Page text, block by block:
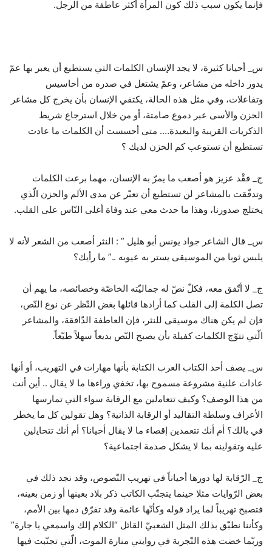
فإنما يكون سبب ذلك كون المرأة أكثر عاطفة من الرجل.
س_ أحيانا كثيرة، لا يجد الإنسان الكلمات التي يستطيع أن يعبر بها عمّ
يدور داخله من مشاعر، وعمّ يشتعل في صدره من أحاسيس
وتفاعلات، وفي مثل هذه الحالة، يكتفي الإنسان بأن يخرج كل مشاعر
الحزن والأسى عبر دموع صامتة، أو من خلال استرجاع شريط
الذكريات القريبة والبعيدة…. متى أحسست أن الكلمات ما عادت
تستطيع أن تستوعب كم الحزن لديك ؟
ج_ فقْد عزيز هو أصعب ما يمرّ به الإنسان، مهما برعت الكلمات
وتدفّقت بالمشاعر لن تستطيع أن تعبّر عن مدى الألم والحزن الّذي
يختلج صدورنا، وهذا ما حدث معي عند وفاة أغلى النّاس على القلب.
س_ قاﻝ ﺍﻟﺸﺎﻋﺮ ﺟﻮﺍﺩ ﻳﻮﻧﺲ ﺃﺑﻮ ﻫﻠﻴﻞ ” : ﺍﻟﻨﺜﺮ ﺃﺻﻌﺐ ﻣﻦ ﺍﻟﺸﻌﺮ ﻷﻧﻪ ﻻ
ﻳﻠﺒﺲ ﺛﻮﺑﺎ ﻣﻦ ﺍﻟﻤﻮﺳﻴﻘﻰ ﻳﺴﺘﺮ ﺑﻪ ﻋﻴﻮﺑﻪ ..” ﻣﺎ ﺭﺃﻳﻚ؟
ج_ لا أتّفق معه، فكلّ نصّ له جماليّته الخاصّة وخصائصه، ما يهم أن
تصل الكلمة إلى القلب كما أرادها قائلها بغض النّظر عن نوع النّص،
فإن لم يكن هناك موسيقى للنثر، فإن العاطفة الدّافقة، والمشاعر
الّتي تتوّج الكلمات كفيلة بأن يصبح النّص بديعاً سهلاً طيّعاً.
س_ ﻳﺼﻒ ﺃﺣﺪ ﺍﻟﻜﺘﺎﺏ ﺍﻟﻌﺮﺏ ﺍﻟﻜﺘﺎﺑﺔ ﺑﺄﻧﻬﺎ ﻣﻬﺎﺭﺍﺕ ﻓﻲ ﺍﻟﺘﻬﺮﻳﺐ، ﺃﻭ ﺃﻧﻬﺎ
ﻋﺎﺩﺍﺕ ﻋﻠﻨﻴﺔ ﻣﺸﺮﻭﻋﺔ مسموح ﺑﻬﺎ، ﺗﺨﻔي ﻭﺭﺍﺀﻫﺎ ﻣﺎ ﻻ ﻳﻘﺎﻝ .. ﺃﻳﻦ ﺃﻧﺖ
ﻣﻦ ﻫﺬﺍ ﺍﻟﻮﺻﻒ؟ ﻭﻛﻴﻒ ﺗﺘﻌﺎﻣلين ﻣﻊ ﺍﻟﺮﻗﺎﺑﺔ ﺳﻮﺍﺀ ﺍﻟﺘﻲ ﺗﻤﺎﺭﺳﻬﺎ
ﺍﻷﻋﺮﺍﻑ ﻭﺳﻠﻄﺔ ﺍﻟﺘﻘﺎﻟﻴﺪ ﺃﻭ ﺍﻟﺮﻗﺎﺑﺔ ﺍﻟﺬﺍﺗﻴﺔ؟ ﻭﻫﻞ ﺗﻘﻮلين ﻛﻞ ﻣﺎ ﻳﺨﻄﺮ
ﻓﻲ ﺑﺎﻟﻚ؟ ﺃﻡ ﺃﻧﻚ ﺗﺘﻌﻤﺪين ﺇﻗﺼﺎﺀ ﻣﺎ ﻻ ﻳﻘﺎﻝ ﺃﺣﻴﺎﻧﺎ؟ ﺃﻡ ﺃﻧﻚ ﺗﺘﺤﺎﻳلين
ﻋﻠﻴﻪ ﻭﺗﻘﻮﻟينه ﺑﻤﺎ ﻻ ﻳﺸﻜﻞ ﺻﺪﻣﺔ ﺍﺟﺘﻤﺎﻋﻴﺔ؟
ج_ الرّقابة لها دورها أحياناً في تهريب النّصوص، وقد نجد ذلك في
بعض الرّوايات مثلا حينما يتجنّب الكاتب ذكر بلاد بعينها أو زمن بعينه،
فتصبح تهريباً لما يراد قوله وكأنّها عائمة وقد تفرّق دمها بين الأمم،
وكأننا نطبّق بذلك المثل الشعبيّ القائل “الكلام إلك واسمعي يا جارة”
وربّما خضت هذه التّجربة في روايتي منارة الموت، الّتي تجنّبت فيها